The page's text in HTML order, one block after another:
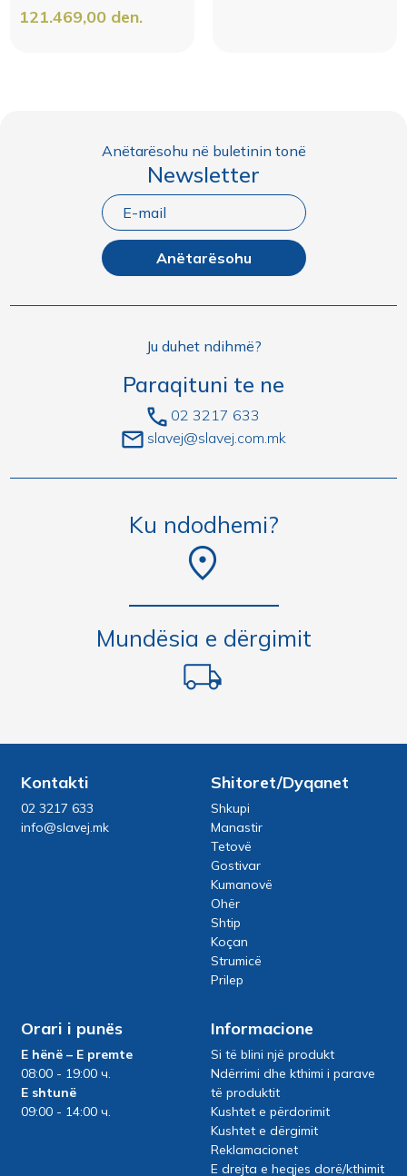
121.469,00 den.
Anëtarësohu në buletinin tonë
Newsletter
Anëtarësohu
Ju duhet ndihmë?
Paraqituni te ne
02 3217 633
slavej@slavej.com.mk
Ku ndodhemi?
Mundësia e dërgimit
Kontakti
02 3217 633
info@slavej.mk
Shitoret/Dyqanet
Shkupi
Manastir
Tetovë
Gostivar
Kumanovë
Ohër
Shtip
Koçan
Strumicë
Prilep
Orari i punës
E hënë – E premte
08:00 - 19:00 ч.
E shtunë
09:00 - 14:00 ч.
Informacione
Si të blini një produkt
Ndërrimi dhe kthimi i parave
të produktit
Kushtet e përdorimit
Kushtet e dërgimit
Reklamacionet
E drejta e heqjes dorë/kthimit